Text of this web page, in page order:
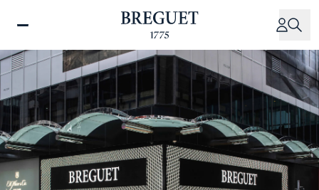
텐
츠
로
건
너
뛰
기